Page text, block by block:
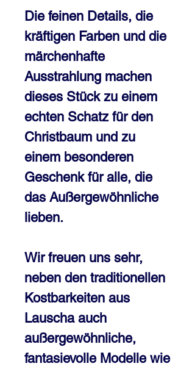
Die feinen Details, die
kräftigen Farben und die
märchenhafte
Ausstrahlung machen
dieses Stück zu einem
echten Schatz für den
Christbaum und zu
einem besonderen
Geschenk für alle, die
das Außergewöhnliche
lieben.
Wir freuen uns sehr,
neben den traditionellen
Kostbarkeiten aus
Lauscha auch
außergewöhnliche,
fantasievolle Modelle wie